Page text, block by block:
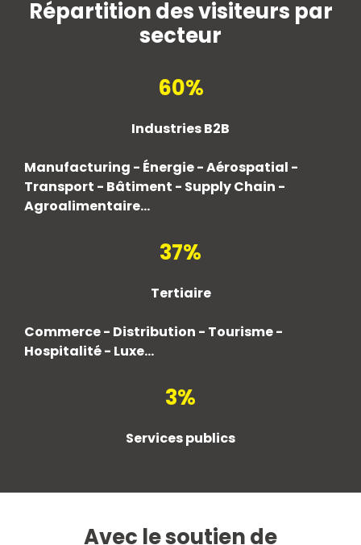
Répartition des visiteurs par
secteur
60%
Industries B2B
Manufacturing - Énergie - Aérospatial -
Transport - Bâtiment - Supply Chain -
Agroalimentaire...
37%
Tertiaire
Commerce - Distribution - Tourisme -
Hospitalité - Luxe...
3%
Services publics
Avec le soutien de